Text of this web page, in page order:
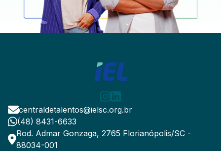
centraldetalentos@ielsc.org.br
(48) 8431-6633
Rod. Admar Gonzaga, 2765 Florianópolis/SC -
88034-001